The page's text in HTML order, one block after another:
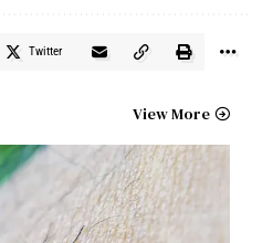
Twitter
View More